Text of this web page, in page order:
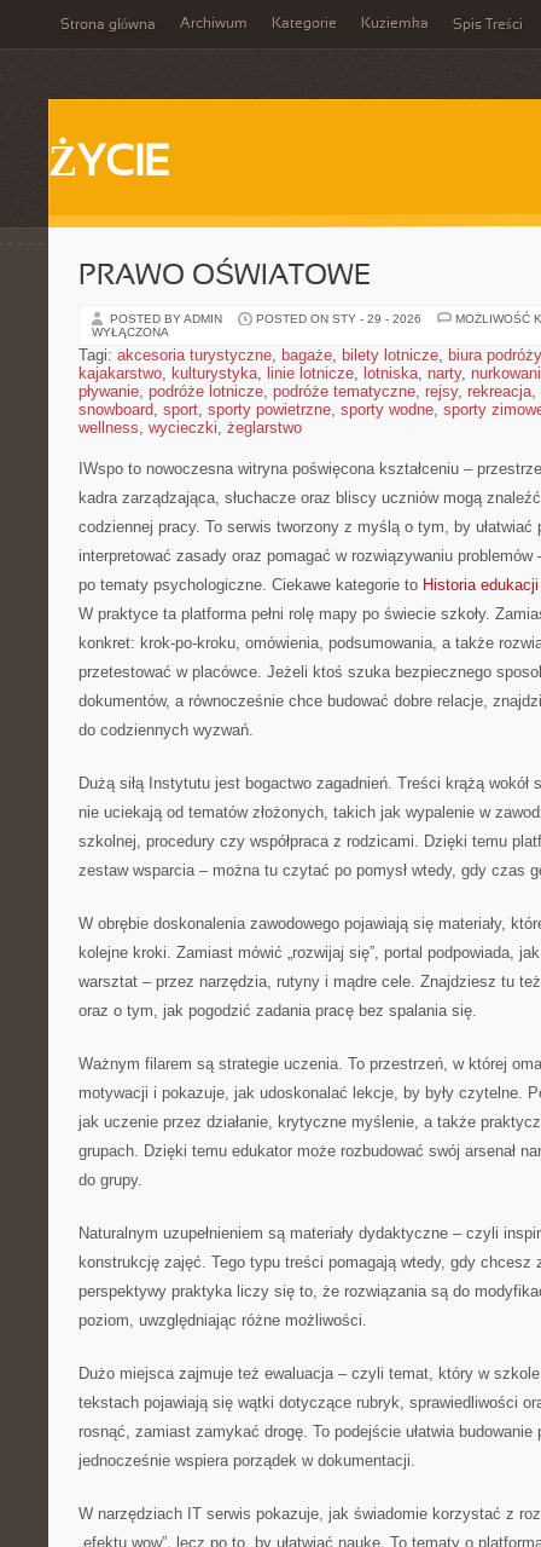
Strona główna Archiwum Kategorie Kuziemka Spis Treści
ŻYCIE
PRAWO OŚWIATOWE
POSTED BY ADMIN POSTED ON STY - 29 - 2026
MOŻLIWOŚĆ
WYŁĄCZONA
Tagi: akcesoria turystyczne, bagaże, bilety lotnicze, biura podróży
kajakarstwo, kulturystyka, linie lotnicze, lotniska, narty,
pływanie, podróże lotnicze, podróże tematyczne, rejsy, rekreacja,
snowboard, sport, sporty powietrzne, sporty wodne, sporty
wellness, wycieczki, żeglarstwo
IWspo to nowoczesna witryna poświęcona kształceniu –
kadra zarządzająca, słuchacze oraz bliscy uczniów mogą
codziennej pracy. To serwis tworzony z myślą o tym, by ułatwiać
interpretować zasady oraz pomagać w rozwiązywaniu
po tematy psychologiczne. Ciekawe kategorie to Historia edukacji
W praktyce ta platforma pełni rolę mapy po świecie szkoły.
konkret: krok-po-kroku, omówienia, podsumowania, a także
przetestować w placówce. Jeżeli ktoś szuka bezpiecznego
dokumentów, a równocześnie chce budować dobre relacje,
do codziennych wyzwań.
Dużą siłą Instytutu jest bogactwo zagadnień. Treści krążą
nie uciekają od tematów złożonych, takich jak wypalenie w
szkolnej, procedury czy współpraca z rodzicami. Dzięki temu
zestaw wsparcia – można tu czytać po pomysł wtedy, gdy czas
W obrębie doskonalenia zawodowego pojawiają się materiały,
kolejne kroki. Zamiast mówić „rozwijaj się”, portal podpowiada,
warsztat – przez narzędzia, rutyny i mądre cele. Znajdziesz tu
oraz o tym, jak pogodzić zadania pracę bez spalania się.
Ważnym filarem są strategie uczenia. To przestrzeń, w której
motywacji i pokazuje, jak udoskonalać lekcje, by były czytelne.
jak uczenie przez działanie, krytyczne myślenie, a także
grupach. Dzięki temu edukator może rozbudować swój arsenał
do grupy.
Naturalnym uzupełnieniem są materiały dydaktyczne – czyli
konstrukcję zajęć. Tego typu treści pomagają wtedy, gdy chcesz
perspektywy praktyka liczy się to, że rozwiązania są do
poziom, uwzględniając różne możliwości.
Dużo miejsca zajmuje też ewaluacja – czyli temat, który w
tekstach pojawiają się wątki dotyczące rubryk, sprawiedliwości
rosnąć, zamiast zamykać drogę. To podejście ułatwia
jednocześnie wspiera porządek w dokumentacji.
W narzędziach IT serwis pokazuje, jak świadomie korzystać z
„efektu wow”, lecz po to, by ułatwiać naukę. To tematy o